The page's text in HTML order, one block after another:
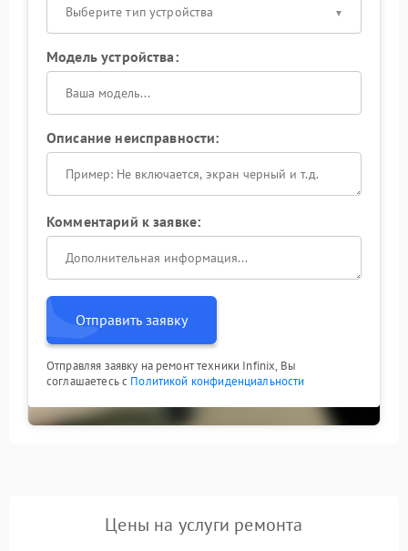
Выберите тип устройства
Модель устройства:
Описание неисправности:
Комментарий к заявке:
Отправить заявку
Отправляя заявку на ремонт техники Infinix, Вы
соглашаетесь с Политикой конфиденциальности
Цены на услуги ремонта